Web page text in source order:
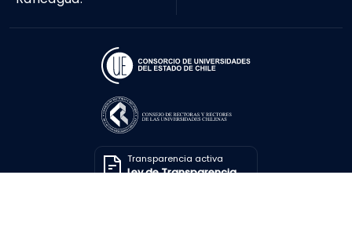
Transparencia activa
Ley de Transparencia